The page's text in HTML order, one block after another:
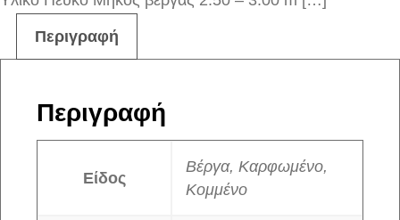
Περιγραφή
Περιγραφή
Είδος
Βέργα, Καρφωμένο,
Κομμένο